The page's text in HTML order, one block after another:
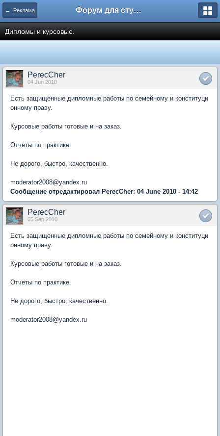
← Реклама Форум для студента СГА
Дипломы и курсовые.
PerecCher
04 Jun 2010
Есть защищенные дипломные работы по семейному и конституци
онному праву.
Курсовые работы готовые и на заказ.
Отчеты по практике.
Не дорого, быстро, качественно.
moderator2008@yandex.ru
Сообщение отредактировал PerecCher: 04 June 2010 - 14:42
PerecCher
05 Sep 2010
Есть защищенные дипломные работы по семейному и конституци
онному праву.
Курсовые работы готовые и на заказ.
Отчеты по практике.
Не дорого, быстро, качественно.
moderator2008@yandex.ru